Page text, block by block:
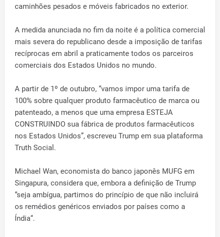
caminhões pesados e móveis fabricados no exterior.
A medida anunciada no fim da noite é a política comercial
mais severa do republicano desde a imposição de tarifas
recíprocas em abril a praticamente todos os parceiros
comerciais dos Estados Unidos no mundo.
A partir de 1º de outubro, “vamos impor uma tarifa de
100% sobre qualquer produto farmacêutico de marca ou
patenteado, a menos que uma empresa ESTEJA
CONSTRUINDO sua fábrica de produtos farmacêuticos
nos Estados Unidos”, escreveu Trump em sua plataforma
Truth Social.
Michael Wan, economista do banco japonês MUFG em
Singapura, considera que, embora a definição de Trump
“seja ambígua, partimos do princípio de que não incluirá
os remédios genéricos enviados por países como a
Índia“.